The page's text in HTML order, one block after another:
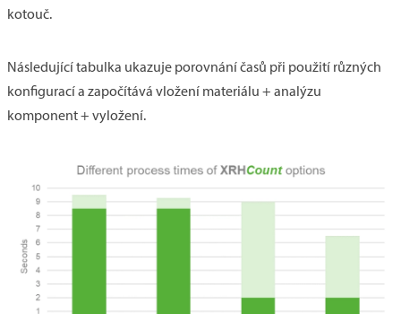
kotouč.
Následující tabulka ukazuje porovnání časů při použití různých
konfigurací a započítává vložení materiálu + analýzu
komponent + vyložení.